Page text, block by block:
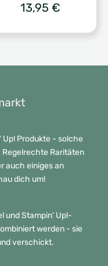
13,95 €
Produkte - solche
Raritäten
auch einiges an
dich um!
und Stampin' Up!-
werden - sie
verschickt.